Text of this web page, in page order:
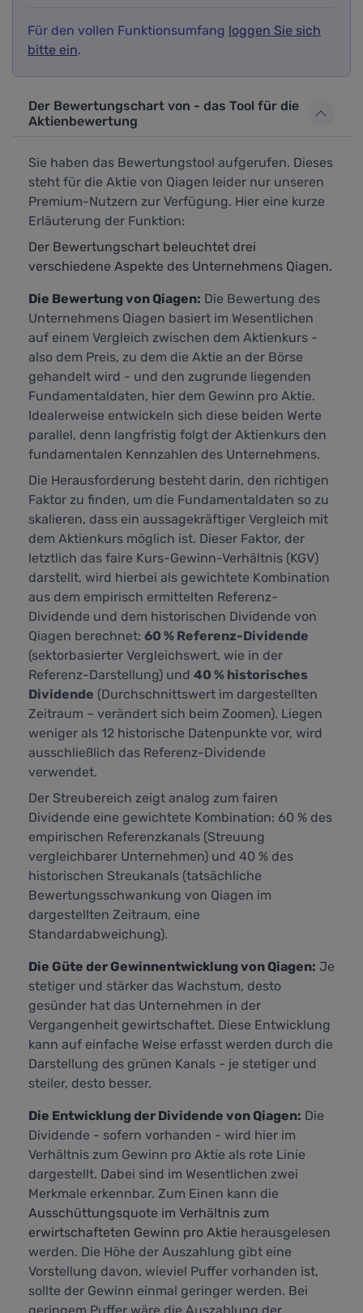
Für den vollen Funktionsumfang loggen Sie sich
bitte ein.
Der Bewertungschart von - das Tool für die
Aktienbewertung
Sie haben das Bewertungstool aufgerufen. Dieses
steht für die Aktie von Qiagen leider nur unseren
Premium-Nutzern zur Verfügung. Hier eine kurze
Erläuterung der Funktion:
Der Bewertungschart beleuchtet drei
verschiedene Aspekte des Unternehmens Qiagen.
Die Bewertung von Qiagen: Die Bewertung des
Unternehmens Qiagen basiert im Wesentlichen
auf einem Vergleich zwischen dem Aktienkurs -
also dem Preis, zu dem die Aktie an der Börse
gehandelt wird - und den zugrunde liegenden
Fundamentaldaten, hier dem Gewinn pro Aktie.
Idealerweise entwickeln sich diese beiden Werte
parallel, denn langfristig folgt der Aktienkurs den
fundamentalen Kennzahlen des Unternehmens.
Die Herausforderung besteht darin, den richtigen
Faktor zu finden, um die Fundamentaldaten so zu
skalieren, dass ein aussagekräftiger Vergleich mit
dem Aktienkurs möglich ist. Dieser Faktor, der
letztlich das faire Kurs-Gewinn-Verhältnis (KGV)
darstellt, wird hierbei als gewichtete Kombination
aus dem empirisch ermittelten Referenz-
Dividende und dem historischen Dividende von
Qiagen berechnet: 60 % Referenz-Dividende
(sektorbasierter Vergleichswert, wie in der
Referenz-Darstellung) und 40 % historisches
Dividende (Durchschnittswert im dargestellten
Zeitraum – verändert sich beim Zoomen). Liegen
weniger als 12 historische Datenpunkte vor, wird
ausschließlich das Referenz-Dividende
verwendet.
Der Streubereich zeigt analog zum fairen
Dividende eine gewichtete Kombination: 60 % des
empirischen Referenzkanals (Streuung
vergleichbarer Unternehmen) und 40 % des
historischen Streukanals (tatsächliche
Bewertungsschwankung von Qiagen im
dargestellten Zeitraum, eine
Standardabweichung).
Die Güte der Gewinnentwicklung von Qiagen: Je
stetiger und stärker das Wachstum, desto
gesünder hat das Unternehmen in der
Vergangenheit gewirtschaftet. Diese Entwicklung
kann auf einfache Weise erfasst werden durch die
Darstellung des grünen Kanals - je stetiger und
steiler, desto besser.
Die Entwicklung der Dividende von Qiagen: Die
Dividende - sofern vorhanden - wird hier im
Verhältnis zum Gewinn pro Aktie als rote Linie
dargestellt. Dabei sind im Wesentlichen zwei
Merkmale erkennbar. Zum Einen kann die
Ausschüttungsquote im Verhältnis zum
erwirtschafteten Gewinn pro Aktie herausgelesen
werden. Die Höhe der Auszahlung gibt eine
Vorstellung davon, wieviel Puffer vorhanden ist,
sollte der Gewinn einmal geringer werden. Bei